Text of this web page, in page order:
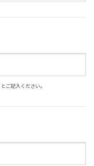
ご記入ください。